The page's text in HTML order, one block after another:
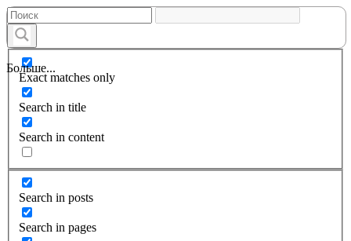
Больше...
Exact matches only
Search in title
Search in content
Search in posts
Search in pages